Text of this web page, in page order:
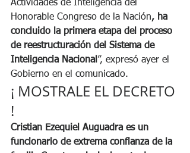
Actividades de Inteligencia del
Honorable Congreso de la Nación, ha
concluido la primera etapa del proceso
de reestructuración del Sistema de
Inteligencia Nacional ”, expresó ayer el
Gobierno en el comunicado.
¡ MOSTRALE EL DECRETO
!
Cristian Ezequiel Auguadra es un
funcionario de extrema confianza de la